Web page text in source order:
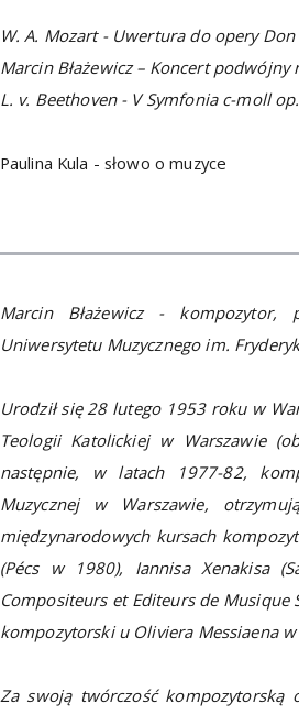
W. A. Mozart - Uwertura do opery
Marcin Błażewicz – Koncert podwójny
L. v. Beethoven - V Symfonia c-moll
Paulina Kula - słowo o muzyce
Marcin Błażewicz - kompozytor,
Uniwersytetu Muzycznego im.
Urodził się 28 lutego 1953 roku w
Teologii Katolickiej w Warszawie
następnie, w latach 1977-82,
Muzycznej w Warszawie,
międzynarodowych kursach
(Pécs w 1980), Iannisa Xenakisa
Compositeurs et Editeurs de Musique
kompozytorski u Oliviera Messiaena
Za swoją twórczość